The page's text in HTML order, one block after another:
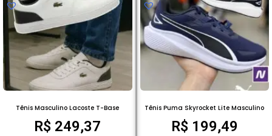
Tênis Masculino Lacoste T-Base
R$ 249,37
Tênis Puma Skyrocket Lite Masculino
R$ 199,49